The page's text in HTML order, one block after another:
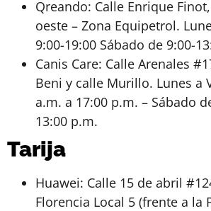
Qreando: Calle Enrique
oeste – Zona Equipetrol.
9:00-19:00 Sábado de 9:00-
Canis Care: Calle Arenales
Beni y calle Murillo. Lunes a
a.m. a 17:00 p.m. – Sábado
13:00 p.m.
Tarija
Huawei: Calle 15 de abril
Florencia Local 5 (frente a la